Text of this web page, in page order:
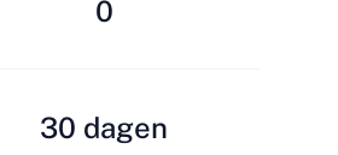
0
30 dagen